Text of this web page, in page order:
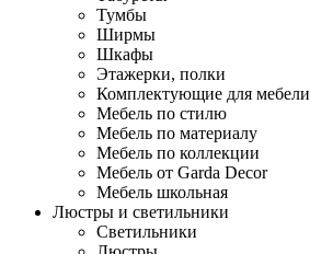
Тумбы
Ширмы
Шкафы
Этажерки, полки
Комплектующие для мебели
Мебель по стилю
Мебель по материалу
Мебель по коллекции
Мебель от Garda Decor
Мебель школьная
Люстры и светильники
Светильники